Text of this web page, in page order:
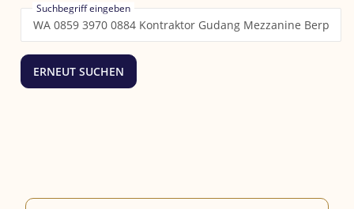
Suchbegriff eingeben
ERNEUT SUCHEN